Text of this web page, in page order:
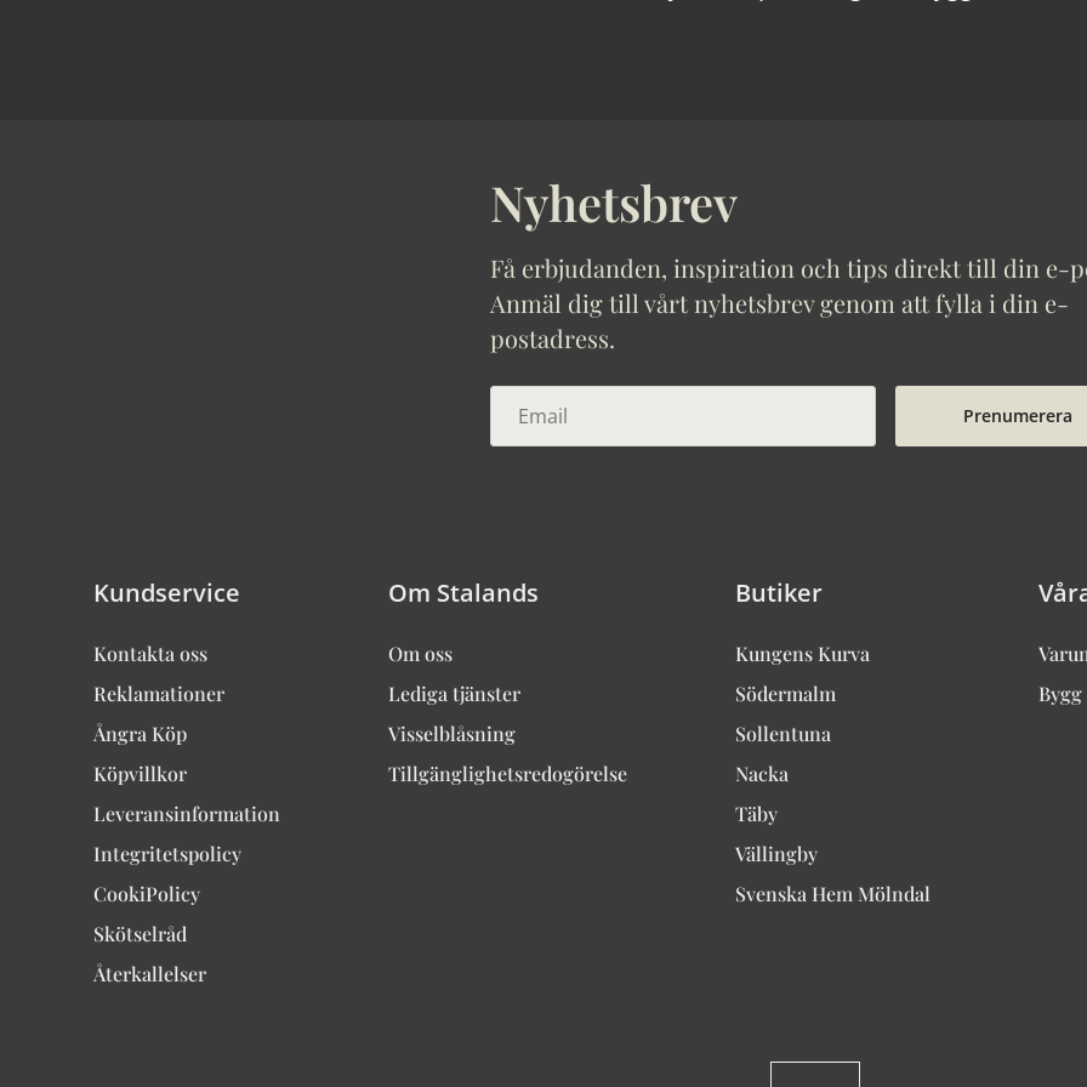
Nyhetsbrev
Få erbjudanden, inspiration och tips direkt till din e-
Anmäl dig till vårt nyhetsbrev genom att fylla i din e-
postadress.
Prenumerera
Kundservice
Kontakta oss
Reklamationer
Ångra Köp
Köpvillkor
Leveransinformation
Integritetspolicy
CookiPolicy
Skötselråd
Återkallelser
Om Stalands
Om oss
Lediga tjänster
Visselblåsning
Tillgänglighetsredogörelse
Butiker
Kungens Kurva
Södermalm
Sollentuna
Nacka
Täby
Vällingby
Svenska Hem Mölndal